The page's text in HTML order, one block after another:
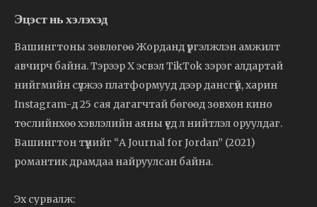
Эцэст нь хэлэхэд
Вашингтоны зөвлөгөө Жорданд үргэлжлэн амжилт
авчирч байна. Тэрээр X эсвэл TikTok зэрэг алдартай
нийгмийн сүлжээ платформууд дээр дансгүй, харин
Instagram-д 25 сая дагагчтай бөгөөд зөвхөн кино
төслийнхөө хэвлэлийн аяны үед л нийтлэл оруулдаг.
Вашингтон түүнийг “A Journal for Jordan” (2021)
романтик драмдаа найруулсан байна.
Эх сурвалж: